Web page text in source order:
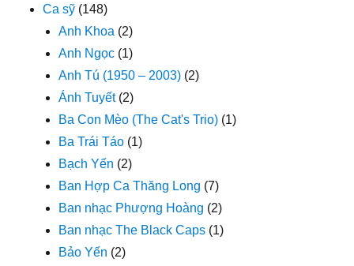
Ca sỹ (148)
Anh Khoa (2)
Anh Ngọc (1)
Anh Tú (1950 – 2003) (2)
Ánh Tuyết(2)
Ba Con Mèo (The Cat's Trio) (1)
Ba Trái Táo (1)
Bạch Yến (2)
Ban Hợp Ca Thăng Long (7)
Ban nhạc Phượng Hoàng (2)
Ban nhạc The Black Caps (1)
Bảo Yến (2)